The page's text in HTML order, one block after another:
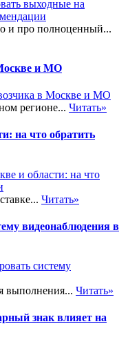
и про полноценный...
и МО
регионе... Читать»
на что обратить
Читать»
видеонаблюдения в
выполнения... Читать»
знак влияет на